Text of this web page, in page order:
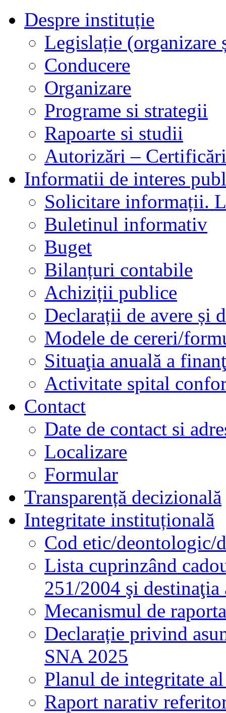
Despre instituție
Legislație
Conducere
Organizare
Programe si strategii
Rapoarte si studii
Autorizări –
Informatii de interes
Solicitare informații.
Buletinul informativ
Buget
Bilanțuri contabile
Achiziții publice
Declarații de avere și
Modele de cereri/
Situaţia anuală a
Activitate spital
Contact
Date de contact si
Localizare
Formular
Transparență decizională
Integritate instituțională
Cod etic/deontologic/
Lista cuprinzând
251/2004 şi destinaţia
Mecanismul de
Declarație privind
SNA 2025
Planul de integritate
Raport narativ